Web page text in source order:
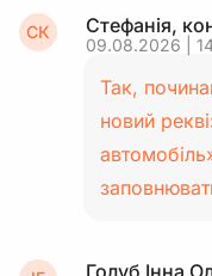
СК Стефанія,
09.08.2026 |
Так,
новий
Голуб Інна